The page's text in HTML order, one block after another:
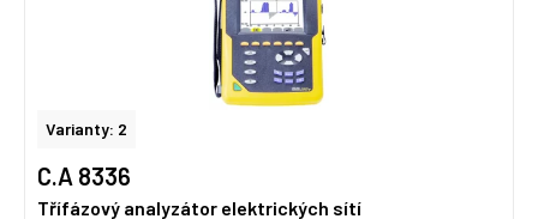
Varianty: 2
C.A 8336
Třífázový analyzátor elektrických sítí